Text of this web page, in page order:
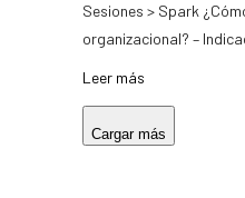
Sesiones > Spark
organizacional? –
Leer más
Cargar más